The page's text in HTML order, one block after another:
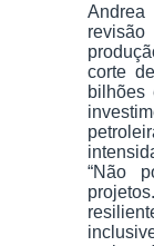
corte
bilhões
“Não